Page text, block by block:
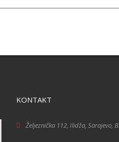
KONTAKT
Željeznička 112, Ilidža, Sarajevo,